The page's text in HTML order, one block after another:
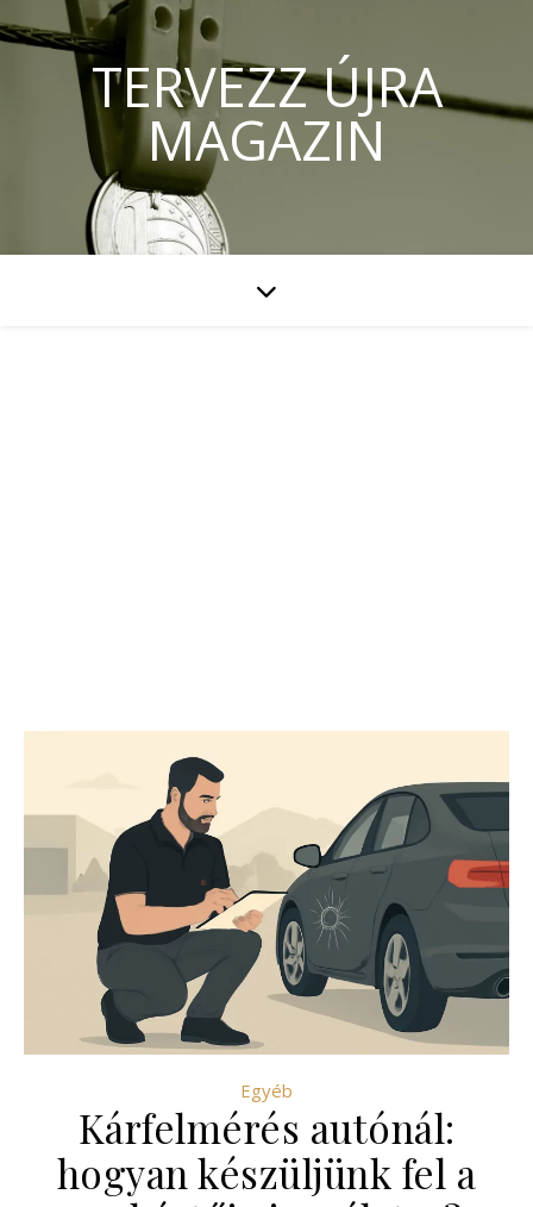
TERVEZZ ÚJRA
MAGAZIN
Egyéb
Kárfelmérés autónál:
hogyan készüljünk fel a